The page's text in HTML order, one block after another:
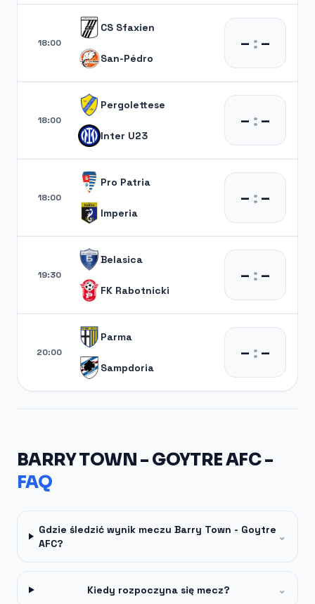
18:00
CS Sfaxien
San-Pédro
– :–
18:00
Pergolettese
Inter U23
– :–
18:00
Pro Patria
Imperia
– :–
19:30
Belasica
FK Rabotnicki
– :–
20:00
Parma
Sampdoria
– :–
BARRY TOWN - GOYTRE AFC -
FAQ
Gdzie śledzić wynik meczu Barry Town - Goytre
AFC?
⌄
Kiedy rozpoczyna się mecz? ⌄